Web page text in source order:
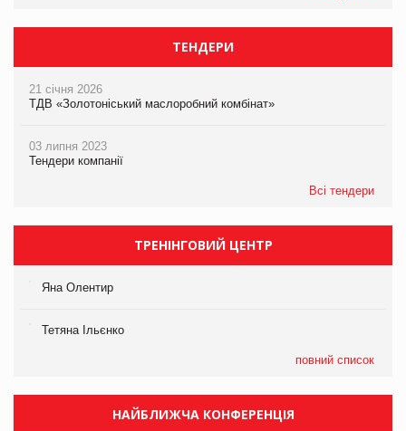
ТЕНДЕРИ
21 січня 2026
ТДВ «Золотоніський маслоробний комбінат»
03 липня 2023
Тендери компанії
Всі тендери
ТРЕНІНГОВИЙ ЦЕНТР
Яна Олентир
Тетяна Ільєнко
повний список
НАЙБЛИЖЧА КОНФЕРЕНЦІЯ